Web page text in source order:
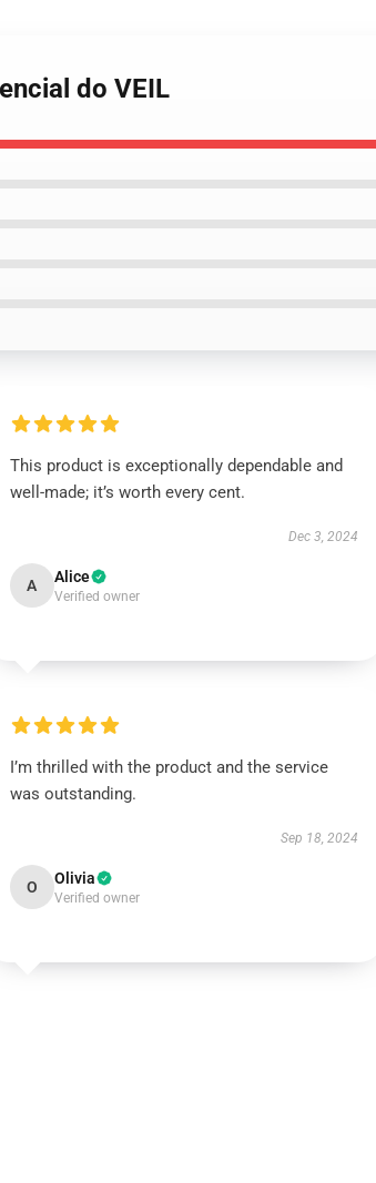
do VEIL
This product is exceptionally dependable and
well-made; it’s worth every cent.
Dec 3, 2024
A Alice
Verified owner
I’m thrilled with the product and the service
was outstanding.
Sep 18, 2024
O Olivia
Verified owner